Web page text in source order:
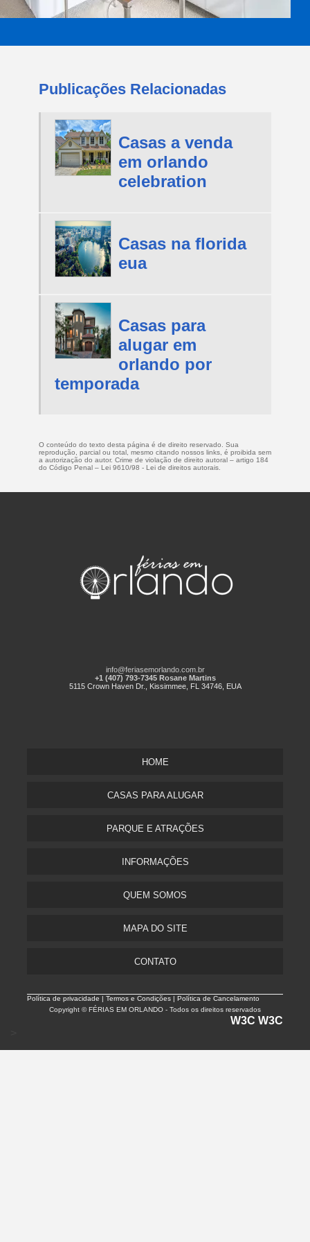
Publicações Relacionadas
Casas a venda
em orlando
celebration
Casas na florida
eua
Casas para
alugar em
orlando por
temporada
O conteúdo do texto desta página é de direito reservado. Sua
reprodução, parcial ou total, mesmo citando nossos links, é proibida sem
a autorização do autor. Crime de violação de direito autoral – artigo 184
do Código Penal – Lei 9610/98 - Lei de direitos autorais
info@feriasemorlando.com.br
+1 (407) 793-7345 Rosane Martins
5115 Crown Haven Dr., Kissimmee, FL 34746, EUA
HOME
CASAS PARA ALUGAR
PARQUE E ATRAÇÕES
INFORMAÇÕES
QUEM SOMOS
MAPA DO SITE
CONTATO
Política de privacidade |Termos e Condições | Política de Cancelamento
Copyright © FÉRIAS EM ORLANDO - Todos os direitos reservados
W3C W3C